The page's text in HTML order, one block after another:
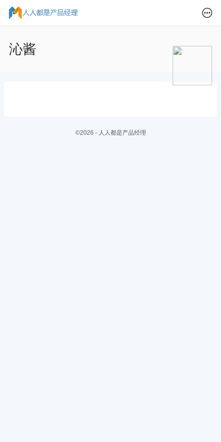
沁酱
©2026 - 人人都是产品经理